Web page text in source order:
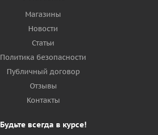
Магазины
Новости
Статьи
Политика безопасности
Публичный договор
Отзывы
Контакты
Будьте всегда в курсе!